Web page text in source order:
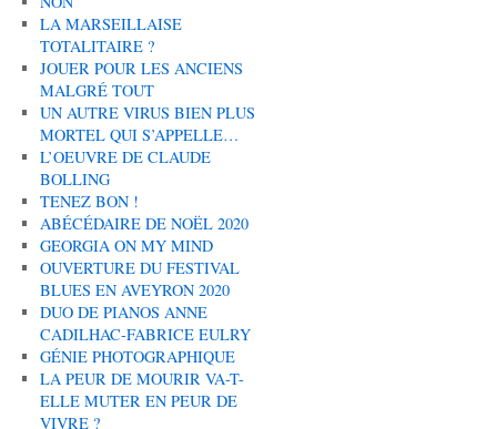
LA MARSEILLAISE
TOTALITAIRE ?
JOUER POUR LES ANCIENS
MALGRÉ TOUT
UN AUTRE VIRUS BIEN PLUS
MORTEL QUI S’APPELLE…
L’OEUVRE DE CLAUDE
BOLLING
TENEZ BON !
ABÉCÉDAIRE DE NOËL 2020
GEORGIA ON MY MIND
OUVERTURE DU FESTIVAL
BLUES EN AVEYRON 2020
DUO DE PIANOS ANNE
CADILHAC-FABRICE EULRY
GÉNIE PHOTOGRAPHIQUE
LA PEUR DE MOURIR VA-T-
ELLE MUTER EN PEUR DE
VIVRE ?